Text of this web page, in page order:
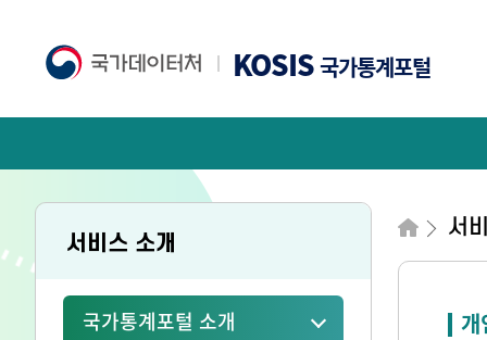
KOSIS국가통계포털
서비스 소개
국가통계포털 소개
서